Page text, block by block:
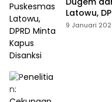
Latowu,
9 Januari